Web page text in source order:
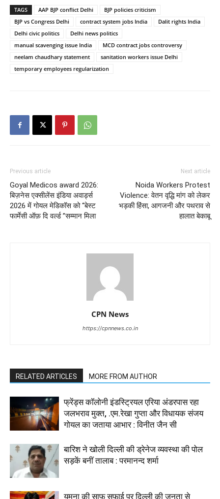
TAGS AAP BJP conflict Delhi
BJP policies criticism
BJP vs Congress Delhi
contract system jobs India
Dalit rights India
Delhi civic politics
Delhi news politics
manual scavenging issue India
MCD contract jobs controversy
neelam chaudhary statement
sanitation workers issue Delhi
temporary employees regularization
Previous article
Goyal Medicos award 2026:
बिज़नेस एक्सीलेंस इंडिया अवार्ड्स
2026 में गोयल मेडिकॉस को “बेस्ट
फार्मेसी ऑफ़ दि वर्ल्ड ”सम्मान मिला
Next article
Noida Workers Protest
Violence: वेतन वृद्धि मांग को लेकर
भड़की हिंसा, आगजनी और पथराव से
हालात बेकाबू
CPN News
https://cpnnews.co.in
RELATED ARTICLES MORE FROM AUTHOR
फ्रेंड्स कॉलोनी इंडस्ट्रियल एरिया अंडरपास रहा
जलभराव मुक्त, .एम.रेखा गुप्ता और विधायक संजय
गोयल का जताया आभार : विनीत जैन सी
बारिश ने खोली दिल्ली की ड्रेनेज व्यवस्था की पोल
सड़कें बनीं तालाब : परमानन्द शर्मा
यमुना की साफ सफाई पर दिल्ली की जनता से